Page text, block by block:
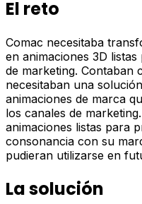
El reto
Comac necesitaba
en animaciones 3D
de marketing. Contaban
necesitaban una
animaciones de marca
los canales de
animaciones listas para
consonancia con su
pudieran utilizarse en
La solución